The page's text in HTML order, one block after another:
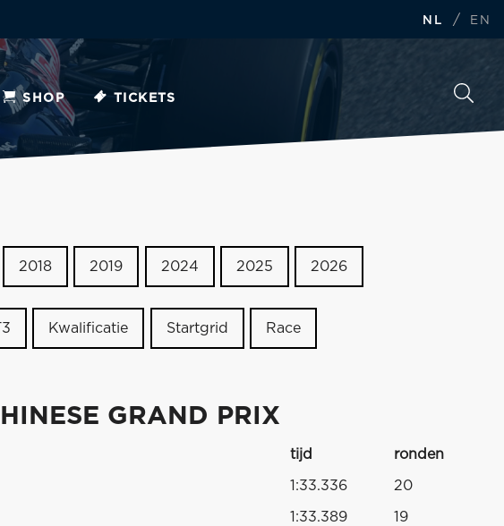
NL / EN
SHOP TICKETS
2018 2019 2024 2025 2026
Kwalificatie Startgrid Race
GRAND PRIX
tijd ronden
1:33.336 20
1:33.389 19